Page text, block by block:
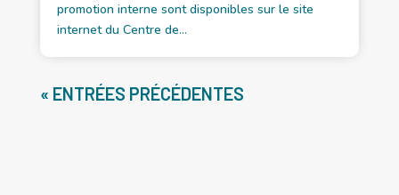
promotion interne sont disponibles sur le site
internet du Centre de...
« ENTRÉES PRÉCÉDENTES